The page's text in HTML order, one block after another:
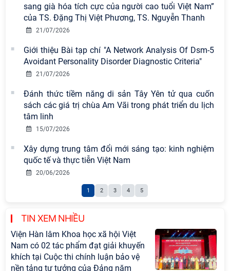
sang già hóa tích cực của người cao tuổi Việt Nam”
của TS. Đặng Thị Việt Phương, TS. Nguyễn Thanh
21/07/2026
Giới thiệu Bài tạp chí "A Network Analysis Of Dsm-5
Avoidant Personality Disorder Diagnostic Criteria"
21/07/2026
Đánh thức tiềm năng di sản Tây Yên tử qua cuốn
sách các giá trị chùa Am Vãi trong phát triển du lịch
tâm linh
15/07/2026
Xây dựng trung tâm đổi mới sáng tạo: kinh nghiệm
quốc tế và thực tiễn Việt Nam
20/06/2026
1 2 3 4 5
TIN XEM NHIỀU
Viện Hàn lâm Khoa học xã hội Việt
Nam có 02 tác phẩm đạt giải khuyến
khích tại Cuộc thi chính luận bảo vệ
nền tảng tư tưởng của Đảng năm